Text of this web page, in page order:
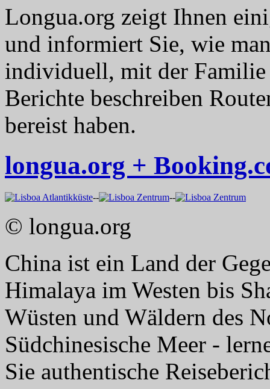
Longua.org zeigt Ihnen
und informiert Sie, wie
individuell, mit der
Berichte beschreiben
bereist haben.
longua.org +
-- --
© longua.org
China ist ein Land der
Himalaya im Westen bis
Wüsten und Wäldern des
Südchinesische Meer -
Sie authentische